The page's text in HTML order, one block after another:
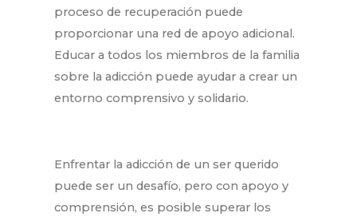
proceso de recuperación puede
proporcionar una red de apoyo adicional.
Educar a todos los miembros de la familia
sobre la adicción puede ayudar a crear un
entorno comprensivo y solidario.
Enfrentar la adicción de un ser querido
puede ser un desafío, pero con apoyo y
comprensión, es posible superar los